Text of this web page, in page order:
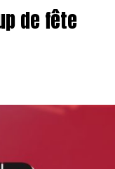
de fête